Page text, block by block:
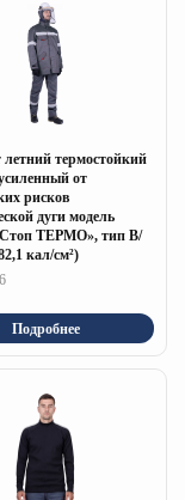
термостойкий
от
рисков
дуги модель
ТЕРМО», тип В/
кал/см²)
Подробнее